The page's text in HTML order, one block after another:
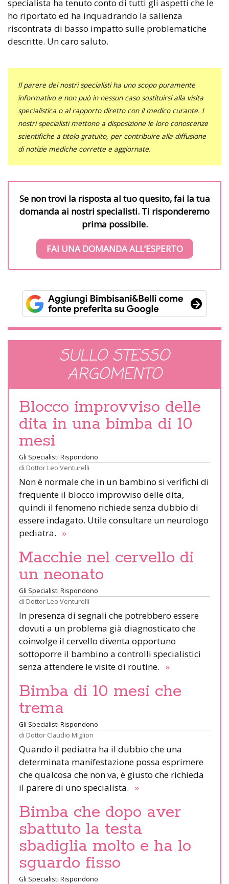
specialista ha tenuto conto di tutti gli aspetti che le
ho riportato ed ha inquadrando la salienza
riscontrata di basso impatto sulle problematiche
descritte. Un caro saluto.
Il parere dei nostri specialisti ha uno scopo puramente
informativo e non può in nessun caso sostituirsi alla visita
specialistica o al rapporto diretto con il medico curante. I
nostri specialisti mettono a disposizione le loro conoscenze
scientifiche a titolo gratuito, per contribuire alla diffusione
di notizie mediche corrette e aggiornate.
Se non trovi la risposta al tuo quesito, fai la tua
domanda ai nostri specialisti. Ti risponderemo
prima possibile.
FAI UNA DOMANDA ALL’ESPERTO
SULLO STESSO
ARGOMENTO
Blocco improvviso delle
dita in una bimba di 10
mesi
Gli Specialisti Rispondono
di Dottor Leo Venturelli
Non è normale che in un bambino si verifichi di
frequente il blocco improvviso delle dita,
quindi il fenomeno richiede senza dubbio di
essere indagato. Utile consultare un neurologo
pediatra. »
Macchie nel cervello di
un neonato
Gli Specialisti Rispondono
di Dottor Leo Venturelli
In presenza di segnali che potrebbero essere
dovuti a un problema già diagnosticato che
coinvolge il cervello diventa opportuno
sottoporre il bambino a controlli specialistici
senza attendere le visite di routine. »
Bimba di 10 mesi che
trema
Gli Specialisti Rispondono
di Dottor Claudio Migliori
Quando il pediatra ha il dubbio che una
determinata manifestazione possa esprimere
che qualcosa che non va, è giusto che richieda
il parere di uno specialista. »
Bimba che dopo aver
sbattuto la testa
sbadiglia molto e ha lo
sguardo fisso
Gli Specialisti Rispondono